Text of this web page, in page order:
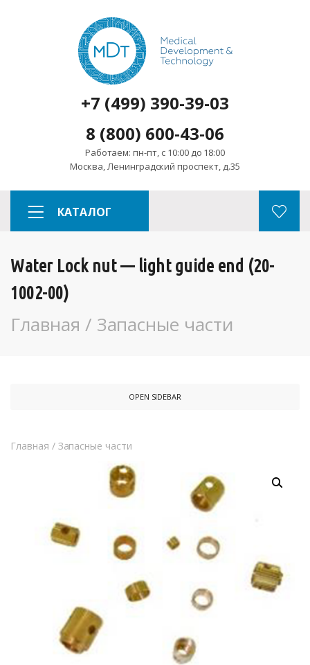
+7 (499) 390-39-03
8 (800) 600-43-06
Работаем: пн-пт, с 10:00 до 18:00
Москва, Ленинградский проспект, д.35
КАТАЛОГ
Water Lock nut — light guide end (20-
1002-00)
Главная / Запасные части
OPEN SIDEBAR
Главная / Запасные части